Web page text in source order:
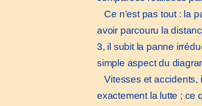
Ce n’est pas tout : la
avoir parcouru la
3, il subit la panne
simple aspect du
Vitesses et accidents,
exactement la lutte ; ce